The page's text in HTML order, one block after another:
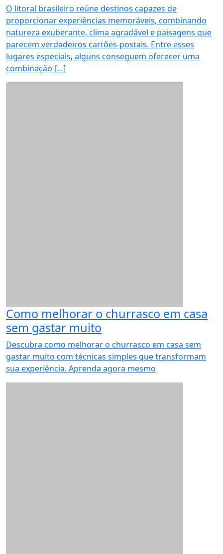
O litoral brasileiro reúne destinos capazes de
proporcionar experiências memoráveis, combinando
natureza exuberante, clima agradável e paisagens que
parecem verdadeiros cartões-postais. Entre esses
lugares especiais, alguns conseguem oferecer uma
combinação […]
Como melhorar o churrasco em casa
sem gastar muito
Descubra como melhorar o churrasco em casa sem
gastar muito com técnicas simples que transformam
sua experiência. Aprenda agora mesmo